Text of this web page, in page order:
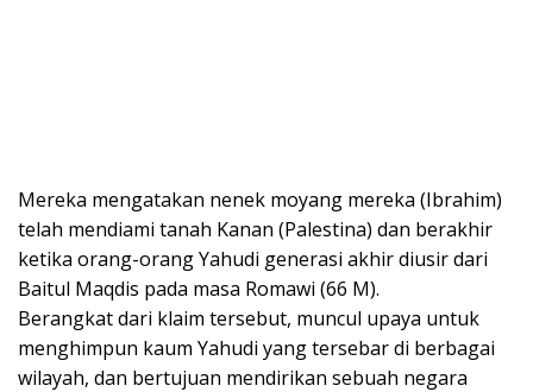
Mereka mengatakan nenek moyang mereka (Ibrahim)
telah mendiami tanah Kanan (Palestina) dan berakhir
ketika orang-orang Yahudi generasi akhir diusir dari
Baitul Maqdis pada masa Romawi (66 M).
Berangkat dari klaim tersebut, muncul upaya untuk
menghimpun kaum Yahudi yang tersebar di berbagai
wilayah, dan bertujuan mendirikan sebuah negara